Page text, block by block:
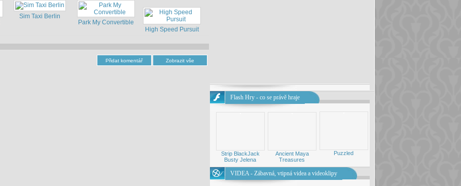
Sim Taxi Berlin
Park My Convertible
High Speed Pursuit
Flash Hry - co se právě hraje
Puzzled
Ancient Maya
Treasures
Strip BlackJack
Busty Jelena
VIDEA - Zábavná, vtipná videa a videoklipy